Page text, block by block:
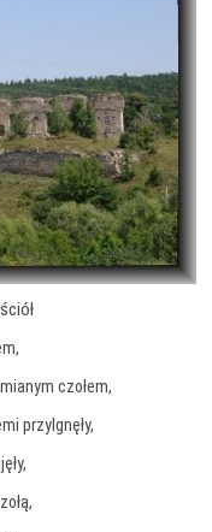
czołem,
przylgnęły,